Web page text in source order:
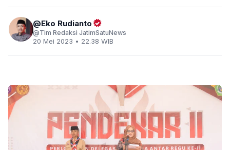
Eko Rudianto
Tim Redaksi JatimSatuNews
20 Mei 2023 • 22.38 WIB